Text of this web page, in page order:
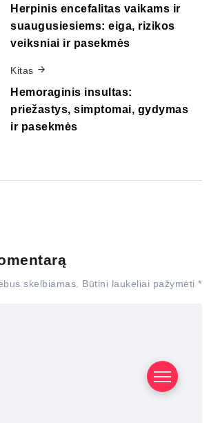
Herpinis encefalitas vaikams ir
suaugusiesiems: eiga, rizikos
veiksniai ir pasekmės
Kitas
Hemoraginis insultas:
priežastys, simptomai, gydymas
ir pasekmės
skelbiamas. Būtini laukeliai pažymėti *